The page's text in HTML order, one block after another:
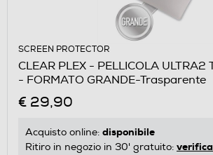
SCREEN PROTECTOR
CLEAR PLEX - PELLICOLA ULTRA2
- FORMATO GRANDE-Trasparente
€ 29,90
Acquisto online: disponibile
Ritiro in negozio in 30' gratuito: verifica